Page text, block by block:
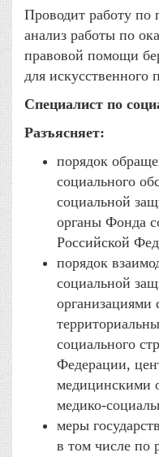
Проводит работу по
анализ работы по
правовой помощи
для искусственного
Специалист по
Разъясняет:
порядок
социального
социальной
органы Фонда
Российской
порядок
социальной
организациями
социального
Федерации,
медицинскими
медико-
меры
в том числе